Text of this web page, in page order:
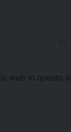
web in questo